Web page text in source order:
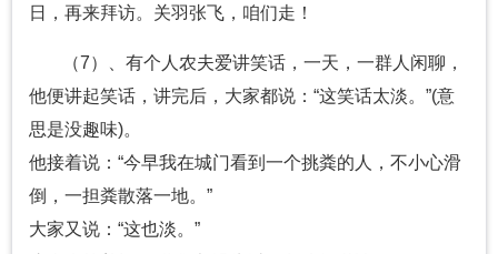
日，再来拜访。关羽张飞，咱们走！
（7）、有个人农夫爱讲笑话，一天，一群人闲聊，
他便讲起笑话，讲完后，大家都说：“这笑话太淡。”(意
思是没趣味)。
他接着说：“今早我在城门看到一个挑粪的人，不小心滑
倒，一担粪散落一地。”
大家又说：“这也淡。”